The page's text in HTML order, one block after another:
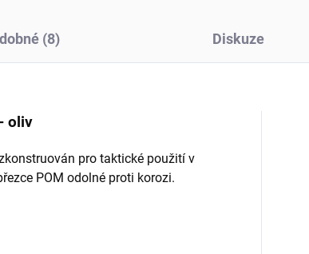
(8) Diskuze
oliv
pro taktické použití v
POM odolné proti korozi.